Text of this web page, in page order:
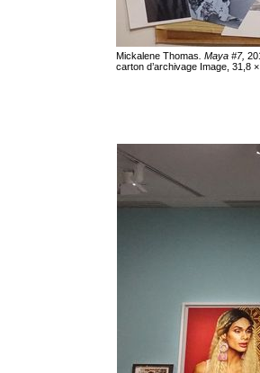
Mickalene Thomas. Maya #7,
carton d’archivage Image, 31,8